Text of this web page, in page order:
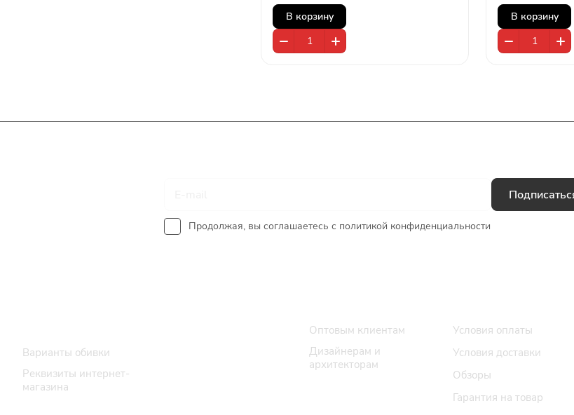
В корзину В корзину
Продолжая, вы соглашаетесь с политикой конфиденциальности
Варианты обивки
Реквизиты интернет-
магазина
Оптовым клиентам
Дизайнерам и
архитекторам
Условия оплаты
Условия доставки
Обзоры
Гарантия на товар